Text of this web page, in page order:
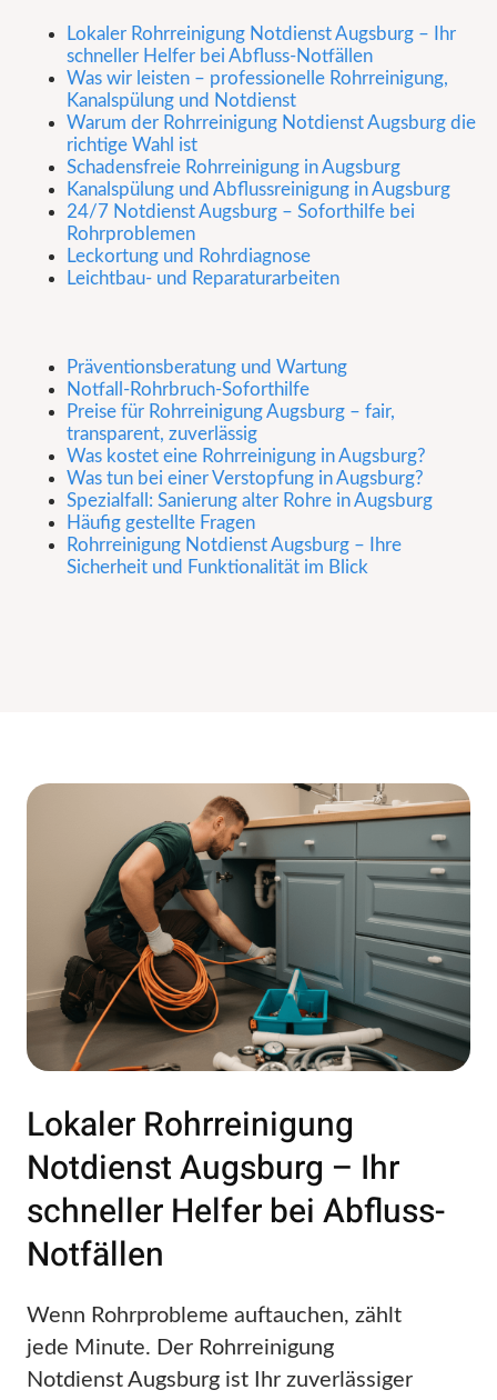
Lokaler Rohrreinigung Notdienst Augsburg – Ihr
schneller Helfer bei Abfluss-Notfällen
Was wir leisten – professionelle Rohrreinigung,
Kanalspülung und Notdienst
Warum der Rohrreinigung Notdienst Augsburg die
richtige Wahl ist
Schadensfreie Rohrreinigung in Augsburg
Kanalspülung und Abflussreinigung in Augsburg
24/7 Notdienst Augsburg – Soforthilfe bei
Rohrproblemen
Leckortung und Rohrdiagnose
Leichtbau- und Reparaturarbeiten
Präventionsberatung und Wartung
Notfall-Rohrbruch-Soforthilfe
Preise für Rohrreinigung Augsburg – fair,
transparent, zuverlässig
Was kostet eine Rohrreinigung in Augsburg?
Was tun bei einer Verstopfung in Augsburg?
Spezialfall: Sanierung alter Rohre in Augsburg
Häufig gestellte Fragen
Rohrreinigung Notdienst Augsburg – Ihre
Sicherheit und Funktionalität im Blick
Lokaler Rohrreinigung
Notdienst Augsburg – Ihr
schneller Helfer bei Abfluss-
Notfällen
Wenn Rohrprobleme auftauchen, zählt
jede Minute. Der Rohrreinigung
Notdienst Augsburg ist Ihr zuverlässiger